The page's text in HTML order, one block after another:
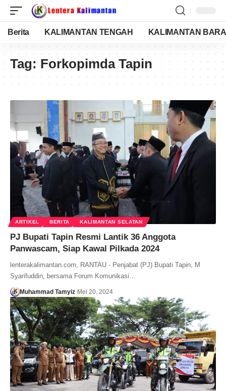
Berita KALIMANTAN TENGAH KALIMANTAN
Tag: Forkopimda Tapin
ARTIKEL BERITA KALIMANTAN SELATAN
PJ Bupati Tapin Resmi Lantik 36 Anggota
Panwascam, Siap Kawal Pilkada 2024
lenterakalimantan.com, RANTAU - Penjabat (PJ) Bupati Tapin, M
Syarifuddin, bersama Forum Komunikasi…
Muhammad Tamyiz Mei 20, 2024